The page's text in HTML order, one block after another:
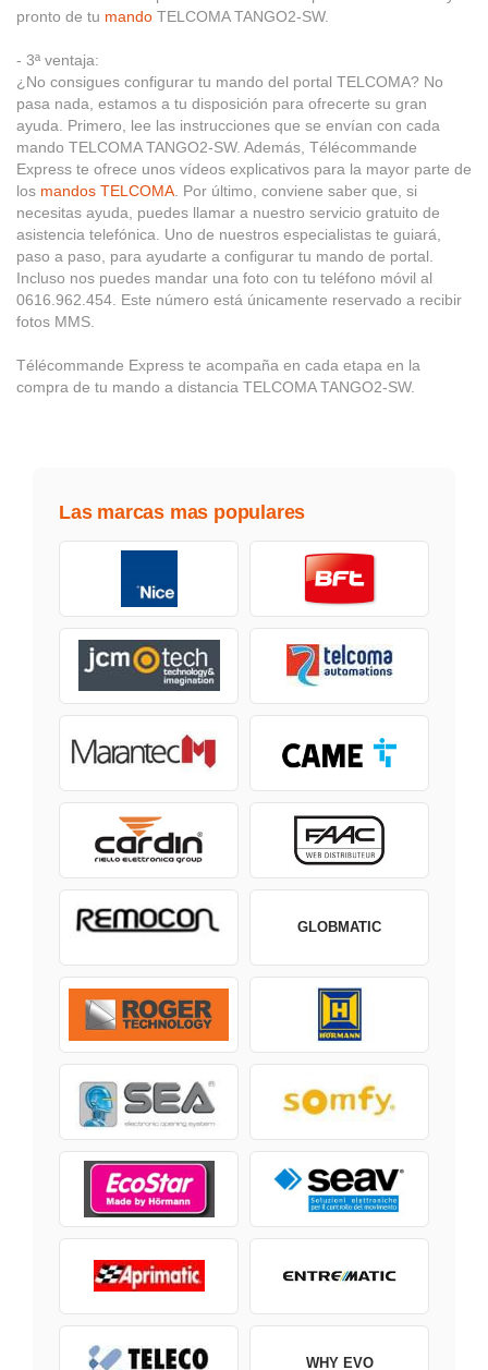
pronto de tu mando TELCOMA TANGO2-SW.
- 3ª ventaja:
¿No consigues configurar tu mando del portal TELCOMA? No
pasa nada, estamos a tu disposición para ofrecerte su gran
ayuda. Primero, lee las instrucciones que se envían con cada
mando TELCOMA TANGO2-SW. Además, Télécommande
Express te ofrece unos vídeos explicativos para la mayor parte de
los mandos TELCOMA . Por último, conviene saber que, si
necesitas ayuda, puedes llamar a nuestro servicio gratuito de
asistencia telefónica. Uno de nuestros especialistas te guiará,
paso a paso, para ayudarte a configurar tu mando de portal.
Incluso nos puedes mandar una foto con tu teléfono móvil al
0616.962.454. Este número está únicamente reservado a recibir
fotos MMS.
Télécommande Express te acompaña en cada etapa en la
compra de tu mando a distancia TELCOMA TANGO2-SW.
Las marcas mas populares
GLOBMATIC
WHY EVO